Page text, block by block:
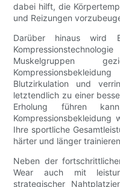
dabei hilft, die
und Reizungen
Darüber hinaus wird
Muskelgruppen
Blutzirkulation und
letztendlich zu einer
Erholung führen
Kompressionsbekleidung
Ihre sportliche
härter und länger
Neben der
Wear auch mit
strategischer